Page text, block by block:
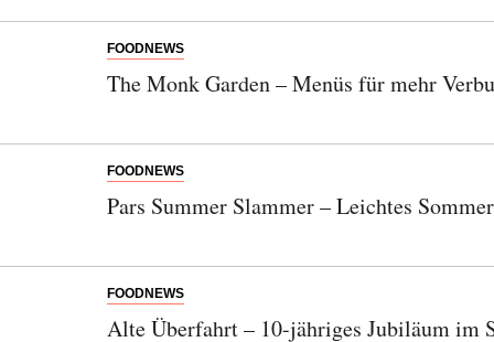
FOODNEWS
The Monk Garden – Menüs für mehr
FOODNEWS
Pars Summer Slammer – Leichtes
FOODNEWS
Alte Überfahrt – 10-jähriges Jubiläum im